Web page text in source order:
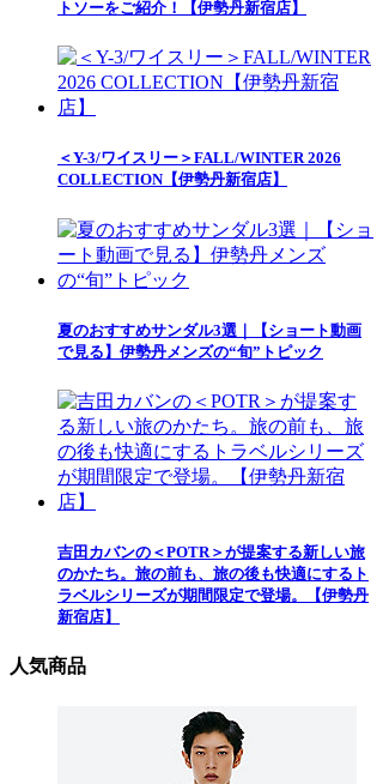
トソーをご紹介！【伊勢丹新宿店】
＜Y-3/ワイスリー＞FALL/WINTER 2026
COLLECTION【伊勢丹新宿店】
夏のおすすめサンダル3選｜【ショート動画
で見る】伊勢丹メンズの“旬”トピック
吉田カバンの＜POTR＞が提案する新しい旅
のかたち。旅の前も、旅の後も快適にするト
ラベルシリーズが期間限定で登場。【伊勢丹
新宿店】
人気商品